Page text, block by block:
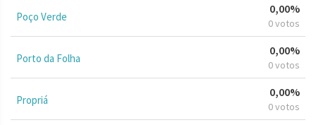
Poço Verde
0,00%
0 votos
Porto da Folha
0,00%
0 votos
Propriá
0,00%
0 votos